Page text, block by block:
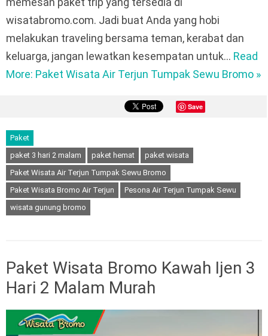
wisatabromo.com. Jadi buat Anda yang hobi
melakukan traveling bersama teman, kerabat dan
keluarga, jangan lewatkan kesempatan untuk… Read
More: Paket Wisata Air Terjun Tumpak Sewu Bromo »
Save
Paket
paket 3 hari 2 malam
paket hemat
paket wisata
Paket Wisata Air Terjun Tumpak Sewu Bromo
Paket Wisata Bromo Air Terjun
Pesona Air Terjun Tumpak Sewu
wisata gunung bromo
Paket Wisata Bromo Kawah Ijen 3
Hari 2 Malam Murah